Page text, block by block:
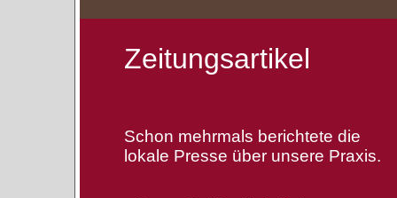
Zeitungsartikel
Schon mehrmals berichtete die
lokale Presse über unsere Praxis.